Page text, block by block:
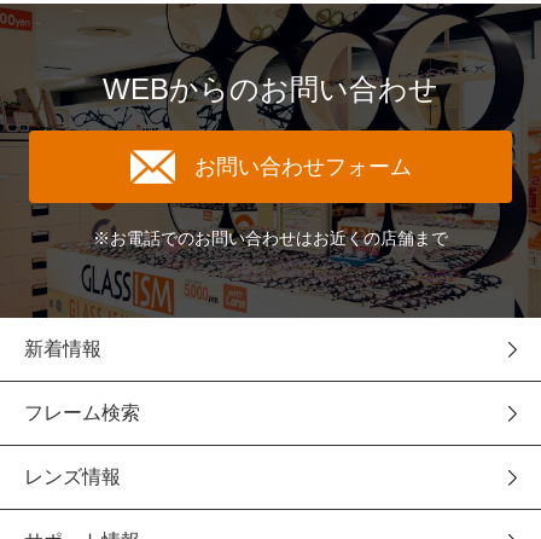
WEBからのお問い合わせ
お問い合わせフォーム
※お電話でのお問い合わせはお近くの店舗まで
新着情報
フレーム検索
レンズ情報